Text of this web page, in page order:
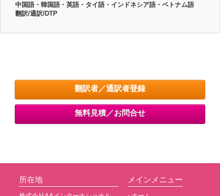
中国語・韓国語・英語・タイ語・インドネシア語・ベトナム語
翻訳/通訳/DTP
翻訳者／通訳者登録
無料見積／お問合せ
所在地 メインメニュー